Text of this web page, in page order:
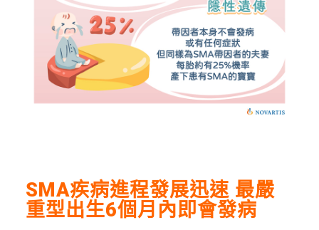
SMA疾病進程發展迅速 最嚴
重型出生6個月內即會發病